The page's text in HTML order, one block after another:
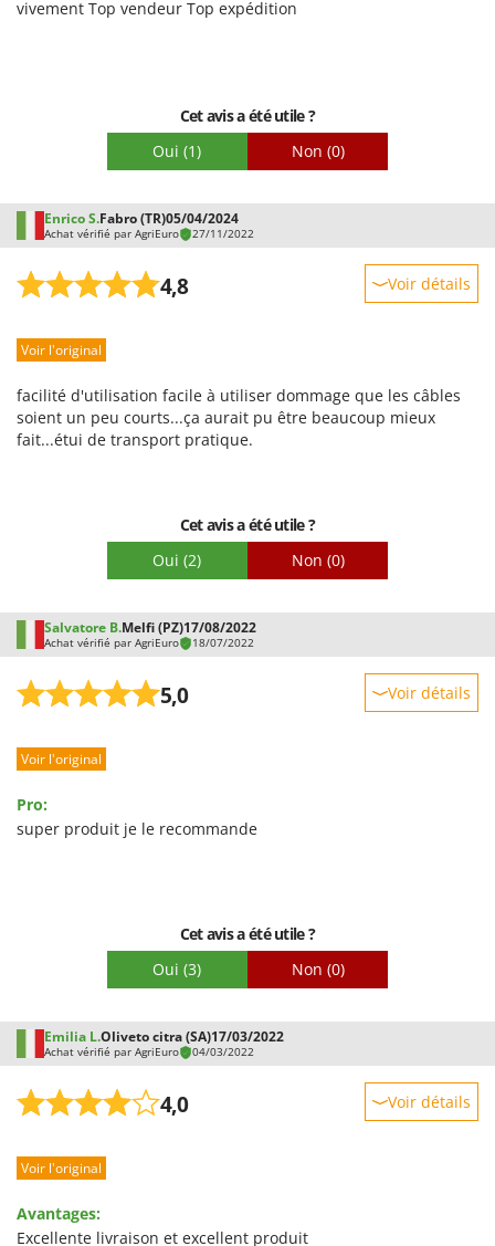
vivement Top vendeur Top expédition
Cet avis a été utile ?
Oui (1) Non (0)
Enrico S.Fabro (TR)05/04/2024
Achat vérifié par AgriEuro 27/11/2022
4,8 Voir détails
Prestations
Qualité / Prix
Facilité de montage
Voir l'original
facilité d'utilisation facile à utiliser dommage que les câbles
soient un peu courts...ça aurait pu être beaucoup mieux
fait...étui de transport pratique.
Cet avis a été utile ?
Oui (2) Non (0)
Salvatore B.Melfi (PZ)17/08/2022
Achat vérifié par AgriEuro 18/07/2022
5,0 Voir détails
Prestations
Qualité / Prix
Voir l'original
Pro:
super produit je le recommande
Cet avis a été utile ?
Oui (3) Non (0)
Emilia L.Oliveto citra (SA)17/03/2022
Achat vérifié par AgriEuro 04/03/2022
4,0 Voir détails
Prestations
Qualité / Prix
Voir l'original
Avantages:
Excellente livraison et excellent produit